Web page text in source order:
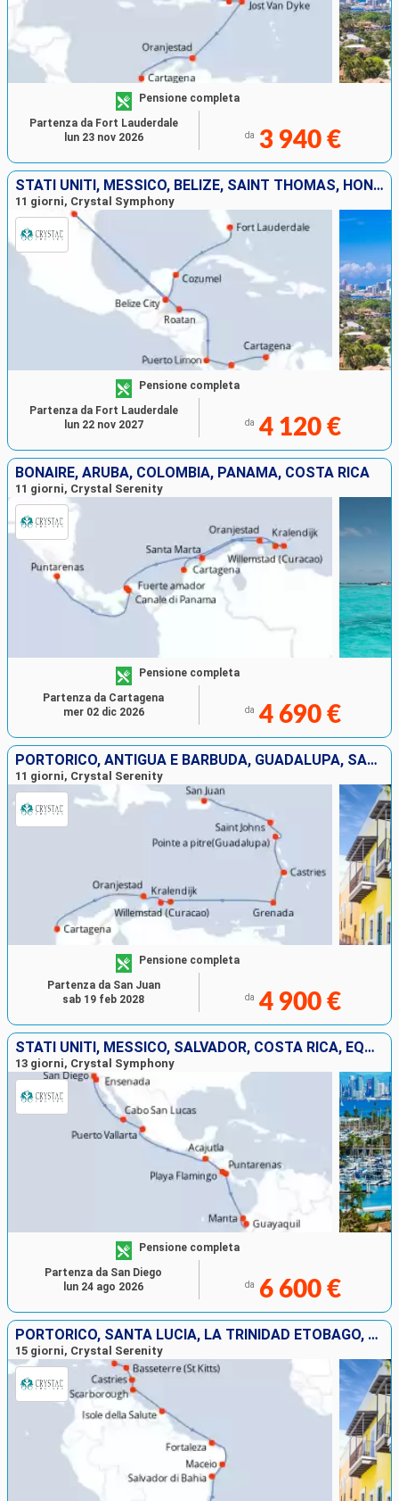
Pensione completa
da 3 940 €
Partenza da Fort Lauderdale
lun 23 nov 2026
STATI UNITI, MESSICO, BELIZE, SAINT THOMAS, HONDURAS, COSTA RICA, PANAMA, COLOMBIA
11 giorni, Crystal Symphony
Pensione completa
da 4 120 €
Partenza da Fort Lauderdale
lun 22 nov 2027
BONAIRE, ARUBA, COLOMBIA, PANAMA, COSTA RICA
11 giorni, Crystal Serenity
Pensione completa
da 4 690 €
Partenza da Cartagena
mer 02 dic 2026
PORTORICO, ANTIGUA E BARBUDA, GUADALUPA, SANTA LUCIA, GRENADA, BONAIRE, ARUBA, COLOMBIA
11 giorni, Crystal Serenity
Pensione completa
da 4 900 €
Partenza da San Juan
sab 19 feb 2028
STATI UNITI, MESSICO, SALVADOR, COSTA RICA, EQUATORE
13 giorni, Crystal Symphony
Pensione completa
da 6 600 €
Partenza da San Diego
lun 24 ago 2026
PORTORICO, SANTA LUCIA, LA TRINIDAD ETOBAGO, FRANCIA, BRASILE
15 giorni, Crystal Serenity